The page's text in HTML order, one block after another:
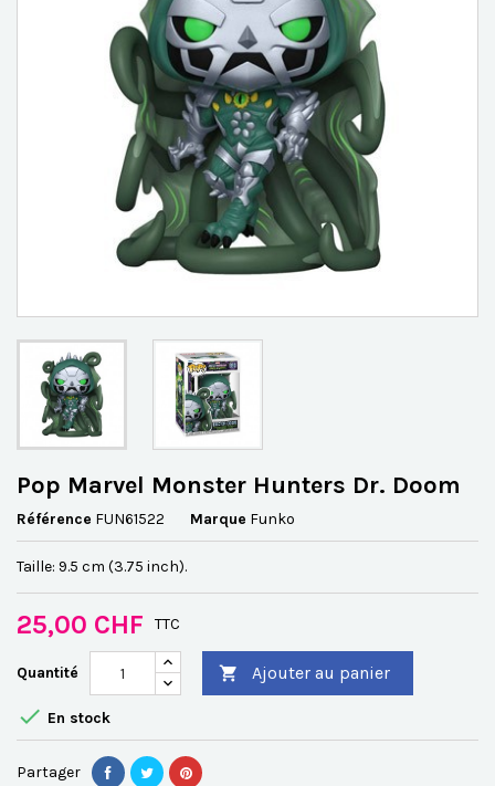
Pop Marvel Monster Hunters Dr. Doom
Référence FUN61522 Marque Funko
Taille: 9.5 cm (3.75 inch).
25,00 CHF TTC
Quantité  Ajouter au panier
 En stock
Partager